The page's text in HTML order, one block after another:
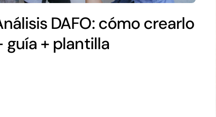
DAFO: cómo crearlo
guía + plantilla